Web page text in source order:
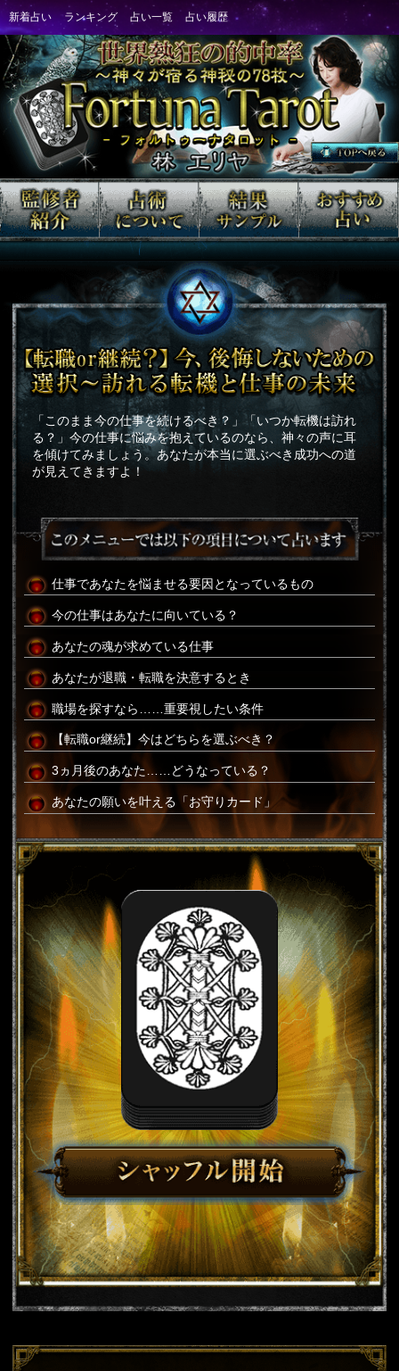
「このまま今の仕事を続けるべき？」「いつか転機は訪れ
る？」今の仕事に悩みを抱えているのなら、神々の声に耳
を傾けてみましょう。あなたが本当に選ぶべき成功への道
が見えてきますよ！
仕事であなたを悩ませる要因となっているもの
今の仕事はあなたに向いている？
あなたの魂が求めている仕事
あなたが退職・転職を決意するとき
職場を探すなら……重要視したい条件
【転職or継続】今はどちらを選ぶべき？
3ヵ月後のあなた……どうなっている？
あなたの願いを叶える「お守りカード」